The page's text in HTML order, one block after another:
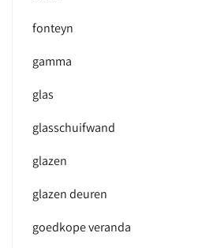
fonteyn
gamma
glas
glasschuifwand
glazen
glazen deuren
goedkope veranda